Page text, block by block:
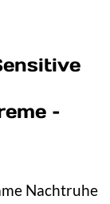
–
Nachtruhe